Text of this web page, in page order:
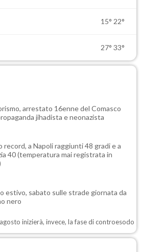
15° 22°
27° 33°
arrestato 16enne del Comasco
jihadista e neonazista
record, a Napoli raggiunti 48 gradi e a
40 (temperatura mai registrata in
estivo, sabato sulle strade giornata da
nero
inizierà, invece, la fase di controesodo